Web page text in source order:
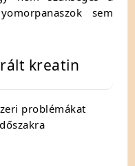
sem
kreatin
problémákat